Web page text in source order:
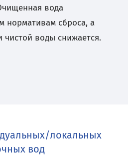
вода
нормативам сброса, а
чистой воды снижается.
локальных
вод